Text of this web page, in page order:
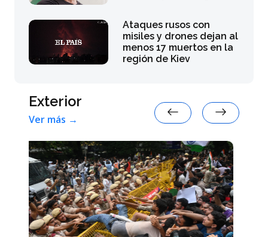
Ataques rusos con
misiles y drones dejan al
menos 17 muertos en la
región de Kiev
Exterior
Ver más →